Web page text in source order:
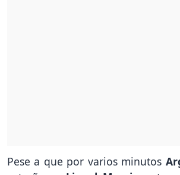
Pese a que por varios minutos